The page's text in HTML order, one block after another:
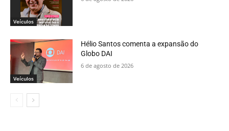
Veículos
Veículos
Hélio Santos comenta a expansão do
Globo DAI
6 de agosto de 2026